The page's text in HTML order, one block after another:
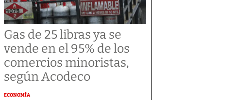
Gas de 25 libras ya se
vende en el 95% de los
comercios minoristas,
según Acodeco
ECONOMÍA